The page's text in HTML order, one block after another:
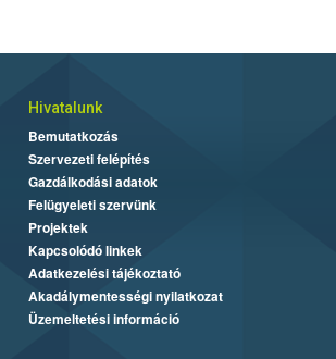
Hivatalunk
Bemutatkozás
Szervezeti felépítés
Gazdálkodási adatok
Felügyeleti szervünk
Projektek
Kapcsolódó linkek
Adatkezelési tájékoztató
Akadálymentességi nyilatkozat
Üzemeltetési információ